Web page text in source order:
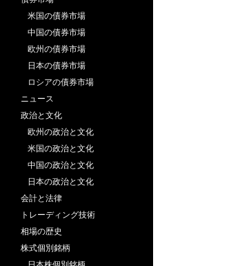
米国の債券市場
中国の債券市場
欧州の債券市場
日本の債券市場
ロシアの債券市場
ニュース
政治と文化
欧州の政治と文化
米国の政治と文化
中国の政治と文化
日本の政治と文化
会計と法律
トレーディング技術
相場の歴史
株式個別銘柄